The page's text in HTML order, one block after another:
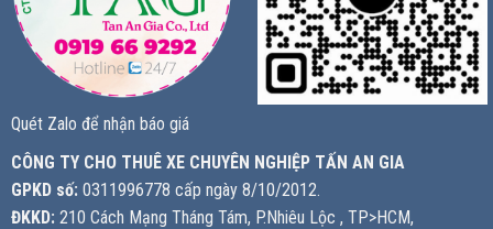
Quét Zalo để nhận báo giá
CÔNG TY CHO THUÊ XE CHUYÊN NGHIỆP TẤN AN GIA
GPKD số: 0311996778 cấp ngày 8/10/2012.
ĐKKD: 210 Cách Mạng Tháng Tám, P.Nhiêu Lộc , TP>HCM,